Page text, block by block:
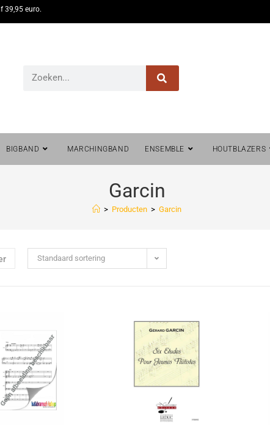
39,95 euro.
BIGBAND MARCHINGBAND ENSEMBLE HOUTBLAZERS
Garcin
> Producten > Garcin
Standaard sortering